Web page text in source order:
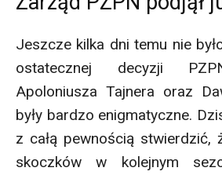
Jeszcze kilka dni temu nie
ostatecznej decyzji
Apoloniusza Tajnera oraz
były bardzo enigmatyczne.
z całą pewnością stwierdzić,
skoczków w kolejnym